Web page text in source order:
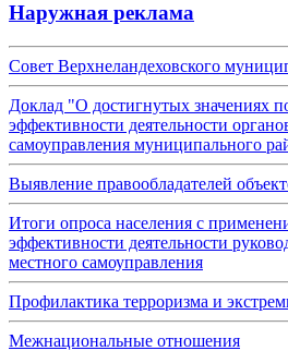
Наружная реклама
Совет Верхнеландеховского
Доклад "О достигнутых значениях
эффективности деятельности
самоуправления муниципального
Выявление правообладателей
Итоги опроса населения с
эффективности деятельности
местного самоуправления
Профилактика терроризма и
Межнациональные отношения